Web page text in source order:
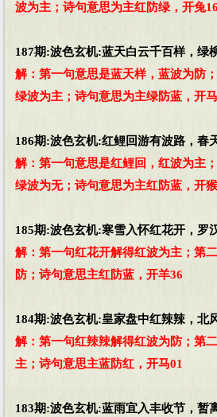
波为主；诗句意思为主红防绿，开兔16
187期:波色玄机:蓝天白云千百样，绿
解：第一句意思是蓝天样，蓝波为防
绿波为主；诗句意思为主绿防蓝，开
186期:波色玄机:红鲤回游有波路，春
解：第一句意思是红鲤回，红波为主
绿波为无；诗句意思为主红防蓝，开
185期:波色玄机:寒雪入怀红花开，罗
解：第一句红花开解得红波为主；第
防；诗句意思主红防蓝，开羊36
184期:波色玄机:皇家盘中红辣辣，北
解：第一句红辣辣解得红波为防；第
主；诗句意思主蓝防红，开马01
183期:波色玄机:蓝雨宜入丰收节，暂